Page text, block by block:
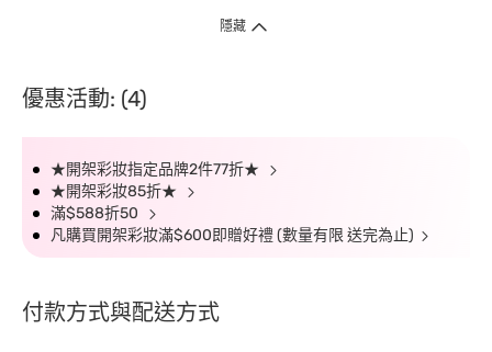
隱藏
優惠活動: (4)
★開架彩妝指定品牌2件77折★
★開架彩妝85折★
滿$588折50
凡購買開架彩妝滿$600即贈好禮 (數量有限 送完為止)
付款方式與配送方式